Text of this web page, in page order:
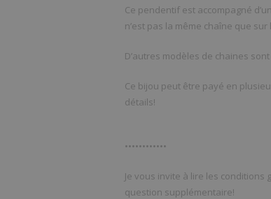
Ce pendentif est accompagné
n’est pas la même chaîne que sur
D’autres modèles de chaines
Ce bijou peut être payé en
détails!
••••••••••••
Je vous invite à lire les
question supplémentaire!